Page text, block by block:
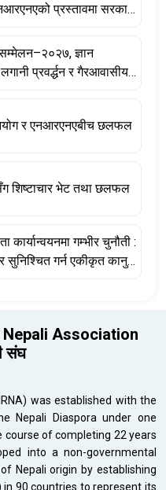
प्रस्तावमा सरकार
सम्मेलन–२०२७, ज्ञान
प्रवर्द्धन र गैरआवासीय
र एनआरएनएबीच छलफल
शिष्टाचार भेट तथा छलफल
कार्यान्वयनमा गम्भीर चुनौती :
सुनिश्चित गर्न एकीकृत कानुन
Association
संघ
was established with the
Nepali Diaspora under one
course of completing 22 years
into a non-governmental
Nepali origin by establishing
in 90 countries to represent its